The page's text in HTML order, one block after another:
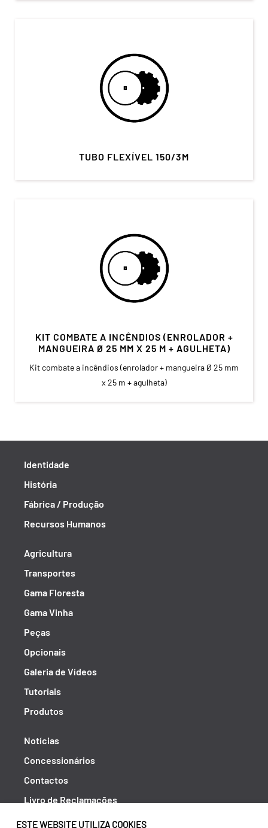
ESTE WEBSITE UTILIZA COOKIES
TUBO FLEXÍVEL 150/3M
KIT COMBATE A INCÊNDIOS (ENROLADOR +
MANGUEIRA Ø 25 MM X 25 M + AGULHETA)
Kit combate a incêndios (enrolador + mangueira Ø 25 mm
x 25 m + agulheta)
Identidade
História
Fábrica / Produção
Recursos Humanos
Agricultura
Transportes
Gama Floresta
Gama Vinha
Peças
Opcionais
Galeria de Vídeos
Tutoriais
Produtos
Notícias
Concessionários
Contactos
Livro de Reclamações
Política de Privacidade